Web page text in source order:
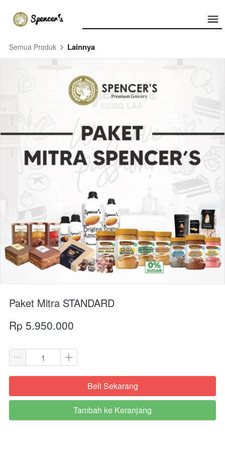
Semua Produk Lainnya
Paket Mitra STANDARD
Rp 5.950.000
`Beli Sekarang
`
Tambah ke Keranjang